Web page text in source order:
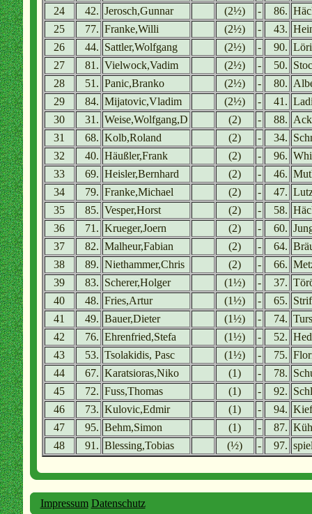
24
42. Jerosch,Gunnar (2½) - 86.
25
77. Franke,Willi (2½) - 43.
26
44. Sattler,Wolfgang (2½) - 90.
27
81. Vielwock,Vadim (2½) - 50.
28
51. Panic,Branko (2½) - 80.
29
84. Mijatovic,Vladim (2½) - 41.
30
31. Weise,Wolfgang,D (2) - 88.
31
68. Kolb,Roland (2) - 34.
32
40. Häußler,Frank (2) - 96.
33
69. Heisler,Bernhard (2) - 46.
34
79. Franke,Michael (2) - 47.
35
85. Vesper,Horst (2) - 58.
36
71. Krueger,Joern (2) - 60.
37
82. Malheur,Fabian (2) - 64.
38
89. Niethammer,Chris (2) - 66.
39
83. Scherer,Holger (1½) - 37.
40
48. Fries,Artur (1½) - 65.
41
49. Bauer,Dieter (1½) - 74.
42
76. Ehrenfried,Stefa (1½) - 52.
43
53. Tsolakidis, Pasc (1½) - 75.
44
67. Karatsioras,Niko (1) - 78.
45
72. Fuss,Thomas (1) - 92.
46
73. Kulovic,Edmir (1) - 94.
47
95. Behm,Simon (1) - 87.
48
91. Blessing,Tobias (½) - 97.
Impressum Datenschutz